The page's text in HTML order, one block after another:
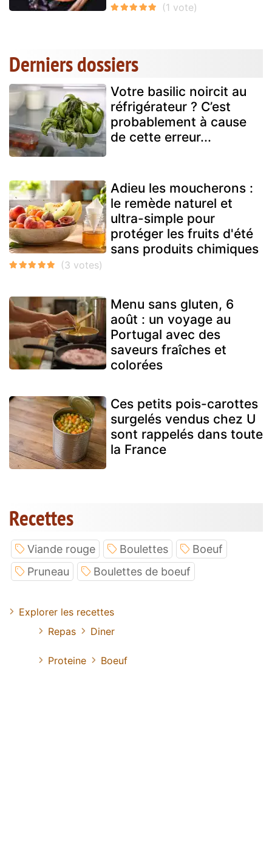
Derniers dossiers
Votre basilic noircit au
réfrigérateur ? C’est
probablement à cause
de cette erreur...
Adieu les moucherons :
le remède naturel et
ultra-simple pour
protéger les fruits d'été
sans produits chimiques
Menu sans gluten, 6
août : un voyage au
Portugal avec des
saveurs fraîches et
colorées
Ces petits pois-carottes
surgelés vendus chez U
sont rappelés dans toute
la France
Recettes
Viande rouge Boulettes
Boeuf
Pruneau
Boulettes de boeuf
Explorer les recettes
Repas
Diner
Proteine Boeuf